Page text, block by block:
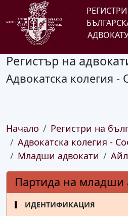
Регистър на
Адвокатска колегия -
Начало
Регистри на
Адвокатска колегия -
Младши адвокати
Партида на младши
ИДЕНТИФИКАЦИЯ